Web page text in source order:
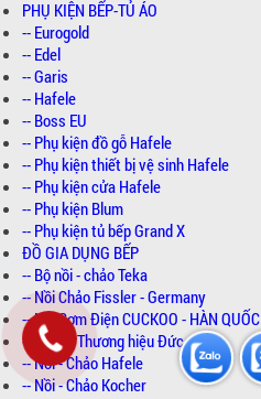
PHỤ KIỆN BẾP-TỦ ÁO
-- Eurogold
-- Edel
-- Garis
-- Hafele
-- Boss EU
-- Phụ kiện đồ gỗ Hafele
-- Phụ kiện thiết bị vệ sinh Hafele
-- Phụ kiện cửa Hafele
-- Phụ kiện Blum
-- Phụ kiện tủ bếp Grand X
ĐỒ GIA DỤNG BẾP
-- Bộ nồi - chảo Teka
-- Nồi Chảo Fissler - Germany
-- Nồi Cơm Điện CUCKOO - HÀN QUỐC
-- WMF - Thương hiệu Đức
-- Nồi - Chảo Hafele
-- Nồi - Chảo Kocher